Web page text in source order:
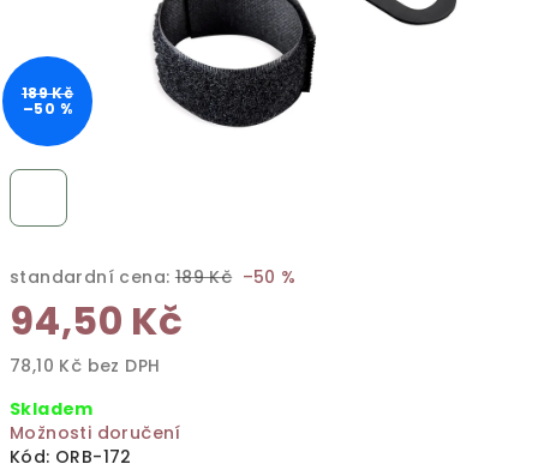
standardní cena: 189 Kč –50 %
94,50 Kč
78,10 Kč bez DPH
cena:
Skladem
Možnosti doručení
Kód: ORB-172
189 Kč
–50 %